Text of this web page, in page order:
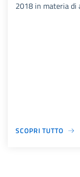
2018 in materia di
SCOPRI TUTTO